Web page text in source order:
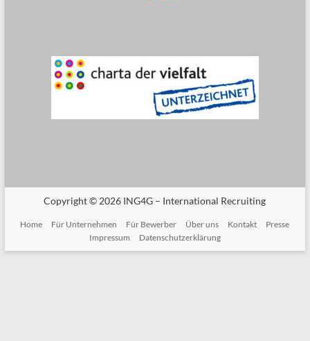
Copyright © 2026 ING4G – International Recruiting
Home Für Unternehmen Für Bewerber Über uns Kontakt
Presse
Impressum
Datenschutzerklärung